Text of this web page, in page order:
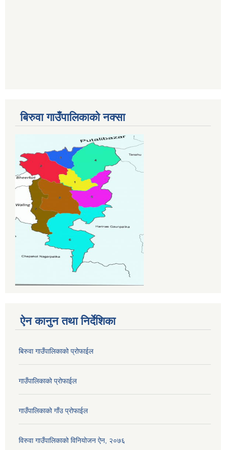
बिरुवा गाउँपालिकाको नक्सा
ऐन कानुन तथा निर्देशिका
बिरुवा गाउँपालिकाको प्रोफाईल
गाउँपालिकाको प्रोफाईल
गाउँपालिकाको गाँउ प्रोफाईल
विरुवा गाउँपालिकाको विनियोजन ऐन, २०७६